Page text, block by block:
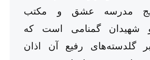
مدرسه عشق و مکتب
شهیدان گمنامی است که
گلدسته‌های رفیع آن اذان